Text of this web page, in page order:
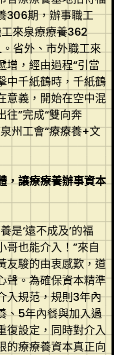
306期，辦事職工
來泉療療養362
省外、市外職工來
增，經由過程“引當
中千紙鶴時，千紙鶴
意義，開始在空中混
往”完成“雙向奔
州工會“療療養+文
，讓療療養辦事資本
是‘遠不成及’的福
哥也能介入！”來自
友駿的由衷感歎，道
聲。為確保資本精準
入規范，規則3年內
、5年內餐與加入過
復設定，同時對介入
的療療養資本真正向